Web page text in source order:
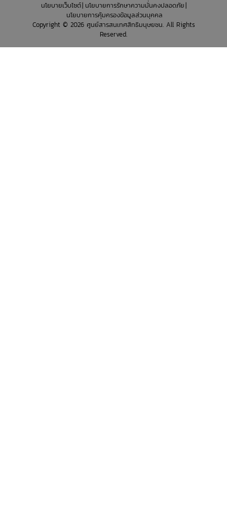
นโยบายเว็บไซต์ นโยบายการรักษาความมั่นคงปลอดภัย
นโยบายการคุ้มครองข้อมูลส่วนบุคคล
Copyright © 2026 ศูนย์สารสนเทศสิทธิมนุษยชน. All Rights
Reserved.